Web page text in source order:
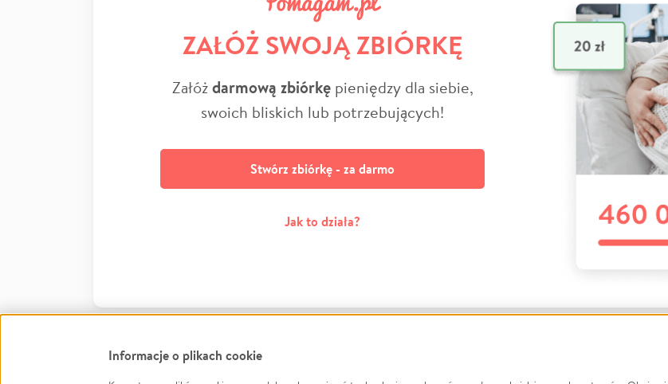
ZAŁÓŻ SWOJĄ ZBIÓRKĘ
Załóżdarmową zbiórkępieniędzy dla siebie,
swoich bliskich lub potrzebujących!
Stwórz zbiórkę - za darmo
Jak to działa?
Informacje o plikach cookie